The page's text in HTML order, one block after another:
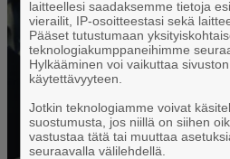
laitteellesi saadaksemme tietoja
vierailit, IP-osoitteestasi sekä
Pääset tutustumaan
teknologiakumppaneihimme
Hylkääminen voi vaikuttaa
käytettävyyteen.
Jotkin teknologiamme voivat
suostumusta, jos niillä on siihen
vastustaa tätä tai muuttaa
seuraavalla välilehdellä.